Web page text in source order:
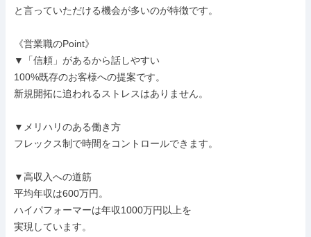
と言っていただける機会が多いのが特徴です。
《営業職のPoint》
▼「信頼」があるから話しやすい
100%既存のお客様への提案です。
新規開拓に追われるストレスはありません。
▼メリハリのある働き方
フレックス制で時間をコントロールできます。
▼高収入への道筋
平均年収は600万円。
ハイパフォーマーは年収1000万円以上を
実現しています。